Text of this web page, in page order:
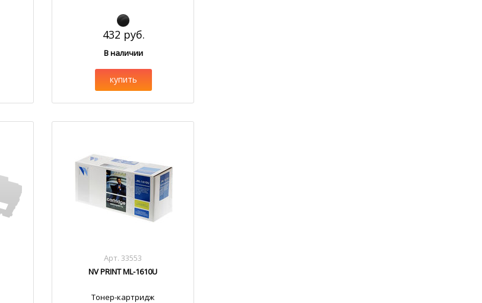
432 руб.
В наличии
купить
Арт. 33553
NV PRINT ML-1610U
Тонер-картридж